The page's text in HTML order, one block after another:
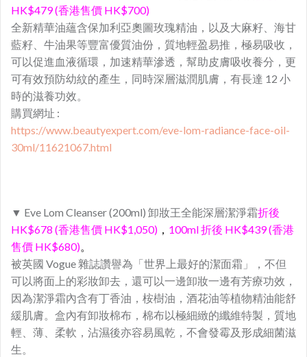
HK$479 (香港售價 HK$700)
全新精華油蘊含保加利亞奧圖玫瑰精油，以及大麻籽、海甘
藍籽、牛油果等豐富優質油份，質地輕盈易推，極易吸收，
可以促進血液循環，加速精華滲透，幫助皮膚吸收養分，更
可有效預防幼紋的產生，同時深層滋潤肌膚，有長達 12 小
時的滋養功效。
購買網址 :
https://www.beautyexpert.com/eve-lom-radiance-face-oil-
30ml/11621067.html
▼ Eve Lom Cleanser (200ml) 卸妝王全能深層潔淨霜折後
HK$678 (香港售價 HK$1,050)
100ml 折後 HK$439 (香港
售價 HK$680)
被英國 Vogue 雜誌讚譽為「世界上最好的潔面霜」，不但
可以將面上的彩妝卸去，還可以一邊卸妝一邊有芳療功效，
因為潔淨霜內含有丁香油，桉樹油，酒花油等植物精油能舒
緩肌膚。盒內有卸妝棉布，棉布以極細緻的纖維特製，質地
輕、薄、柔軟，沾濕後亦容易風乾，不會發霉及形成細菌滋
生。